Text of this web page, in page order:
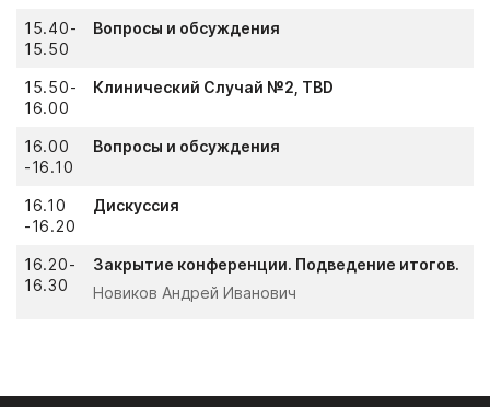
15.40-
15.50
Вопросы и обсуждения
15.50-
16.00
Клинический Случай №2, TBD
16.00
-16.10
Вопросы и обсуждения
16.10
-16.20
Дискуссия
16.20-
16.30
Закрытие конференции. Подведение итогов.
Новиков Андрей Иванович